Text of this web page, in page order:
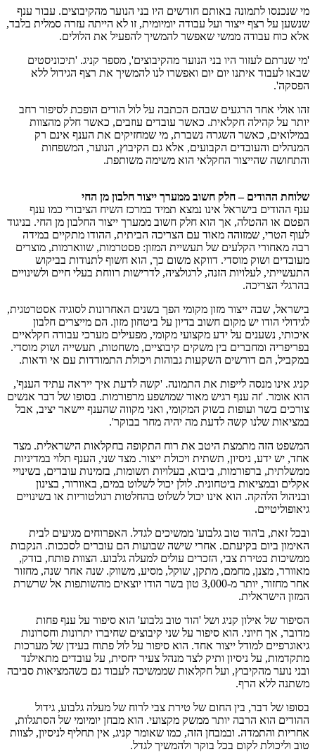
מי שנכנסו לתמונה באותם חודשים היו בני הנוער מהקיבוצים. עבור ענף
שנשען על רצף ייצור ועל עבודה יומיומית, זו לא הייתה עזרה סמלית בלבד,
אלא כוח עבודה ממשי שאפשר להמשיך להפעיל את הלולים.
'מי שנרתם לעזור היו בני הנוער מהקיבוצים', מספר קניג. 'תיכוניסטים
שבאו לעבוד איתנו יום יום ואפשרו לנו להמשיך את רצף הגידול ללא
הפסקה'.
זהו אולי אחד הרגעים שבהם הכתבה על לול הודים הופכת לסיפור רחב
יותר על קהילה חקלאית. כאשר עובדים עוזבים, כאשר חלק מהצוות
במילואים, כאשר השגרה נשברת, מי שמחזיקים את הענף אינם רק
המנהלים והעובדים הקבועים, אלא גם הקיבוץ, הנוער, המשפחות
והתחושה שהייצור החקלאי הוא משימה משותפת.
שלוחת ההודים – חלק חשוב ממערך ייצור חלבון מן החי
ענף ההודים בישראל אינו נמצא תמיד במרכז השיח הציבורי כמו ענף
הפטם או ההטלה, אך הוא חלק חשוב ממערך ייצור החלבון מן החי. בניגוד
לעוף הטרי, שמזוהה מאוד עם הצריכה הביתית, ההודו מתקיים במידה
רבה מאחורי הקלעים של תעשיית המזון: פסטרמות, שווארמות, מוצרים
מעובדים ושוק מוסדי. דווקא משום כך, הוא חשוף לתנודות בביקוש
התעשייתי, לעלויות הזנה, לרגולציה, לדרישות רווחת בעלי חיים ולשינויים
בהרגלי הצריכה.
בישראל, שבה ייצור מזון מקומי הפך בשנים האחרונות לסוגיה אסטרטגית,
לגידולי הודו יש מקום חשוב בדיון על ביטחון מזון. הם מייצרים חלבון
איכותי, נשענים על ידע מקצועי מקומי, מפעילים מערכי עבודה חקלאיים
בפריפריה ומחברים בין משקים קיבוציים, משחטות, תעשייה ושוק מוסדי.
במקביל, הם דורשים השקעות גבוהות ויכולת התמודדות עם אי ודאות.
קניג אינו מנסה לייפות את התמונה. 'קשה לדעת איך ייראה עתיד הענף',
הוא אומר. 'זה ענף רגיש מאוד שמושפע מרפורמות. בסופו של דבר אנשים
צורכים בשר ועופות בשוק המקומי, ואני מקווה שהענף יישאר יציב, אבל
במציאות שלנו קשה לדעת מה יהיה מחר בבוקר'.
המשפט הזה מתמצת היטב את רוח התקופה בחקלאות הישראלית. מצד
אחד, יש ידע, ניסיון, תשתית ויכולת ייצור. מצד שני, הענף תלוי במדיניות
ממשלתית, ברפורמות, ביבוא, בעלויות תשומות, בזמינות עובדים, בשינויי
אקלים ובמציאות ביטחונית. לולן יכול לשלוט במים, באוורור, בצינון
ובניהול הלהקה. הוא אינו יכול לשלוט בהחלטות רגולטוריות או בשינויים
גיאופוליטיים.
ובכל זאת, ב'הוד טוב גלבוע' ממשיכים לגדל. האפרוחים מגיעים לבית
האימון ביום בקיעתם. אחרי שישה שבועות הם עוברים לסככות. הנקבות
ממשיכות בטירת צבי, הזכרים עולים למעלה גלבוע. הצוות פותח, בודק,
מאוורר, מצנן, מחמם, מתקן, שוקל, מסיע, משווק. שנה אחר שנה, מחזור
אחר מחזור, יותר מ-3,000 טון בשר הודו יוצאים מהשותפות אל שרשרת
המזון הישראלית.
הסיפור של אילון קניג ושל 'הוד טוב גלבוע' הוא סיפור על ענף פחות
מדובר, אך חיוני. הוא סיפור על שני קיבוצים שחיברו יתרונות וחסרונות
גיאוגרפיים למודל ייצור אחד. הוא סיפור על לול פתוח בעידן של מערכות
מתקדמות, על ניסיון ותיק לצד מנהל צעיר יחסית, על עובדים מתאילנד
ובני נוער מהקיבוץ, ועל חקלאות שממשיכה לעבוד גם כשהמציאות סביבה
משתנה ללא הרף.
בסופו של דבר, בין החום של טירת צבי לרוח של מעלה גלבוע, גידול
ההודים הוא הרבה יותר ממשק מקצועי. הוא מבחן יומיומי של הסתגלות,
אחריות והתמדה. ובמבחן הזה, כמו שאומר קניג, אין תחליף לניסיון, לצוות
טוב וליכולת לקום בכל בוקר ולהמשיך לגדל.